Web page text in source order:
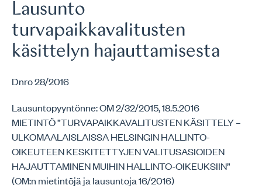
Lausunto
turvapaikkavalitusten
käsittelyn hajauttamisesta
Dnro 28/2016
Lausuntopyyntönne: OM 2/32/2015, 18.5.2016
MIETINTÖ ”TURVAPAIKKAVALITUSTEN KÄSITTELY –
ULKOMAALAISLAISSA HELSINGIN HALLINTO-
OIKEUTEEN KESKITETTYJEN VALITUSASIOIDEN
HAJAUTTAMINEN MUIHIN HALLINTO-OIKEUKSIIN”
(OM:n mietintöjä ja lausuntoja 16/2016)